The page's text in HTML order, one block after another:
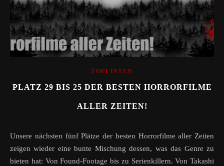
TOPLISTEN
PLATZ 29 BIS 25 DER BESTEN HORRORFILME
ALLER ZEITEN!
Unsere nächsten fünf Plätze der besten Horrorfilme aller Zeiten
zeigen wieder eine bunte Mischung dessen, was das Genre zu
bieten hat: Von Found-Footage bis zu Serienkillern. Von Takashi